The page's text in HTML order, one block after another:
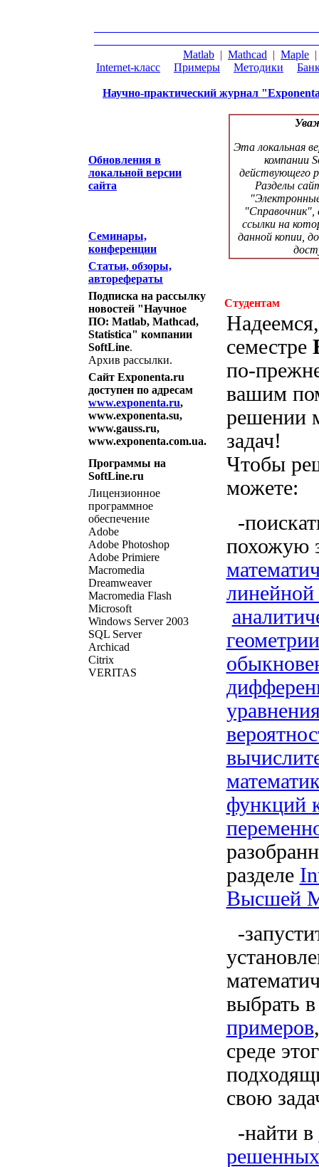
Matlab | Mathcad | Maple |
Internet-класс
Примеры Методики
Научно-практический журнал
Обновления в
локальной версии
сайта
Семинары,
конференции
Статьи, обзоры,
авторефераты
Подписка на рассылку
новостей "Научное
ПО: Matlab, Mathcad,
Statistica" компании
SoftLine.
Архив рассылки.
Сайт Exponenta.ru
доступен по адресам
www.exponenta.ru,
www.exponenta.su,
www.gauss.ru,
www.exponenta.com.ua.
Программы на
SoftLine.ru
Лицензионное
программное
обеспечение
Adobe
Adobe Photoshop
Adobe Primiere
Macromedia
Dreamweaver
Macromedia Flash
Microsoft
Windows Server 2003
SQL Server
Archicad
Citrix
VERITAS
Эта локальная
компании
действующего
Разделы
ссылки на
данной копии,
Студентам
семестре
по-
вашим
решении
задач!
Чтобы
можете:
-
похожую
линейной
геометрии
функций
разделе
Высшей
-
выбрать
примеров
среде
свою
-найти в
решенных